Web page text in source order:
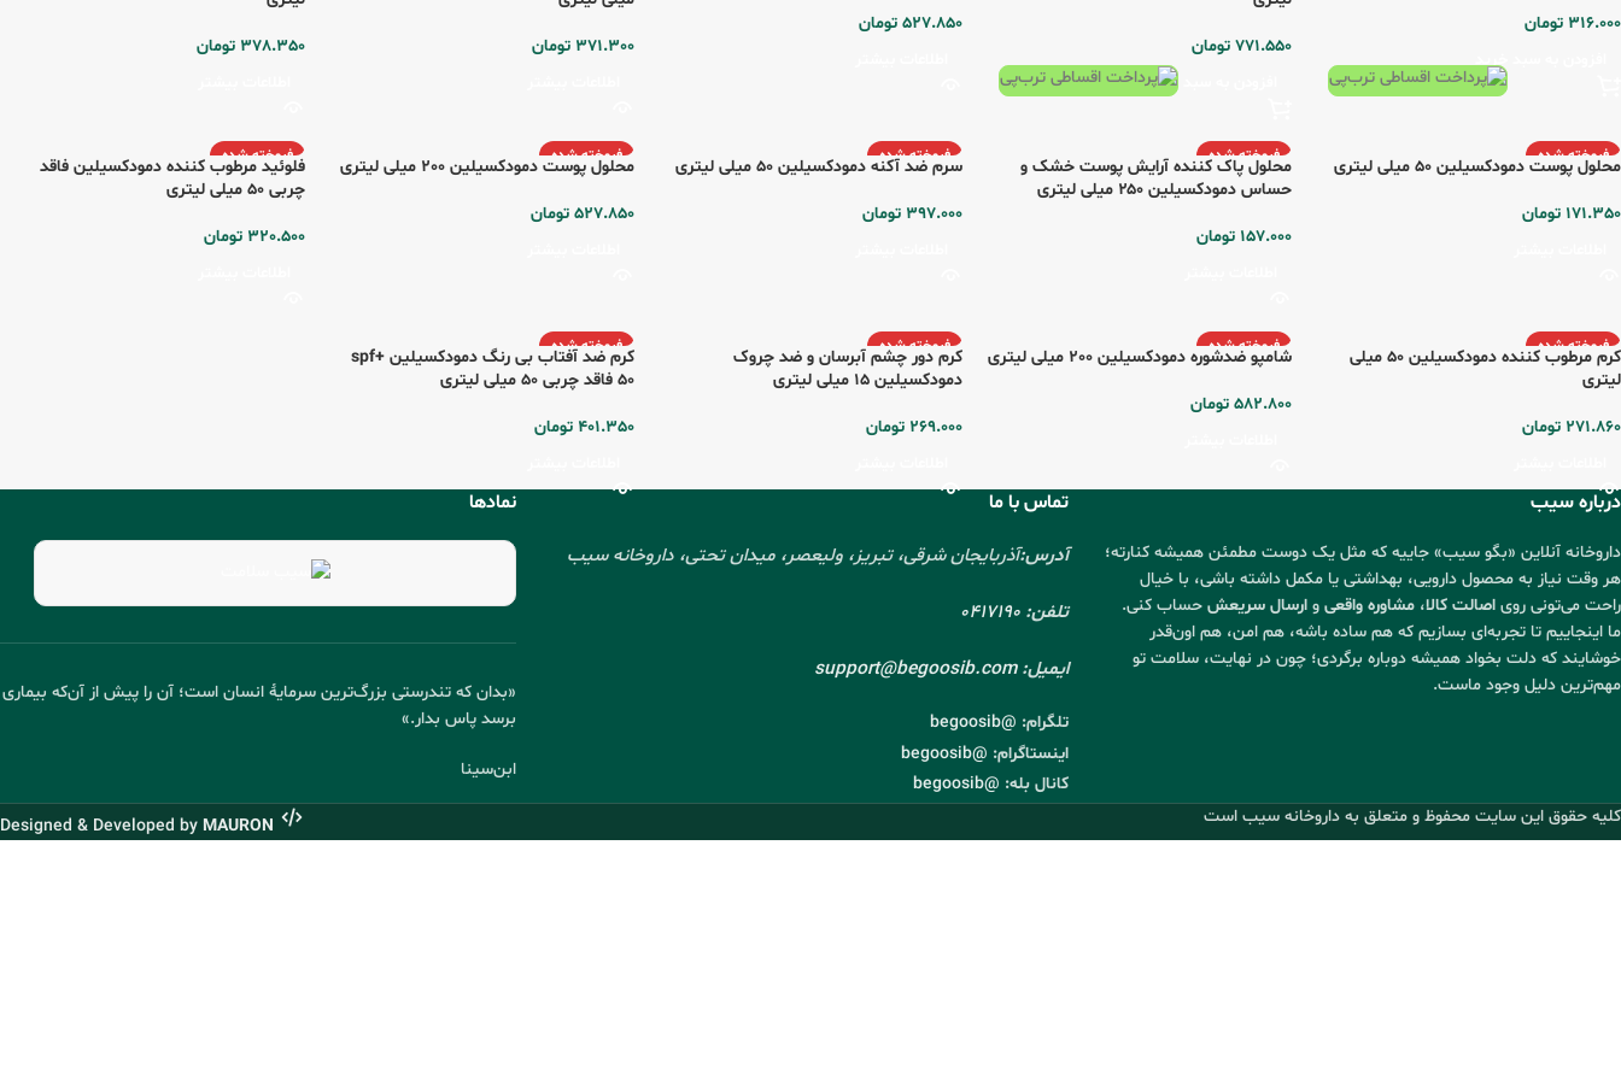
316.000 تومان
افزودن به سبد خرید
771.550 تومان
افزودن به سبد خرید
527.850 تومان
371.300 تومان 378.350 تومان
فروخته شده
محلول پوست دمودکسیلین 50 میلی لیتری
171.350 تومان
فروخته شده
محلول پاک کننده آرایش پوست خشک و
حساس دمودکسیلین ۲۵۰ میلی لیتری
157.000 تومان
فروخته شده
سرم ضد آکنه دمودکسیلین 50 میلی لیتری
397.000 تومان
فروخته شده
محلول پوست دمودکسیلین 200 میلی لیتری
527.850 تومان
فروخته شده
فلوئید مرطوب کننده دمودکسیلین فاقد
چربی 50 میلی لیتری
320.500 تومان
فروخته شده
کرم مرطوب کننده دمودکسیلین 50 میلی
لیتری
271.860 تومان
فروخته شده
شامپو ضدشوره دمودکسیلین 200 میلی لیتری
582.800 تومان
فروخته شده
کرم دور چشم آبرسان و ضد چروک
دمودکسیلین 15 میلی لیتری
269.000 تومان
فروخته شده
کرم ضد آفتاب بی رنگ دمودکسیلین +spf
50 فاقد چربی 50 میلی لیتری
401.350 تومان
درباره سیب
داروخانه آنلاین «بگو سیب» جاییه که مثل یک دوست مطمئن همیشه کنارته؛
هر وقت نیاز به محصول دارویی، بهداشتی یا مکمل داشته باشی، با خیال
راحت می‌تونی روی اصالت کالا، مشاوره واقعی و ارسال سریعش حساب کنی.
ما اینجاییم تا تجربه‌ای بسازیم که هم ساده باشه، هم امن، هم اون‌قدر
خوشایند که دلت بخواد همیشه دوباره برگردی؛ چون در نهایت، سلامت تو
مهم‌ترین دلیل وجود ماست.
تماس با ما
آدرس:آذربایجان شرقی، تبریز، ولیعصر، میدان تحتی، داروخانه سیب
تلفن: 0417190
ایمیل: support@begoosib.com
تلگرام: @begoosib
اینستاگرام: @begoosib
کانال بله: @begoosib
نمادها
«بدان که تندرستی بزرگ‌ترین سرمایهٔ انسان است؛ آن را پیش از آن‌که بیماری
برسد پاس بدار.»
ابن‌سینا
کلیه حقوق این سایت محفوظ و متعلق به داروخانه سیب است Designed & Developed by MAURON